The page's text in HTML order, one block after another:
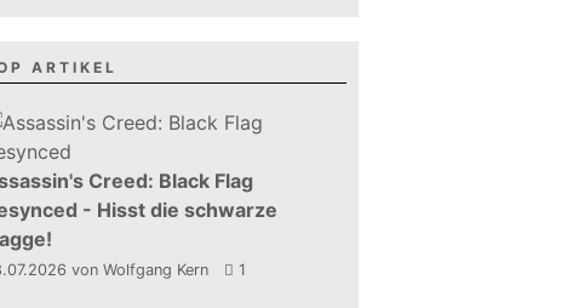
ARTIKEL
Creed: Black Flag
- Hisst die schwarze
von Wolfgang Kern 1